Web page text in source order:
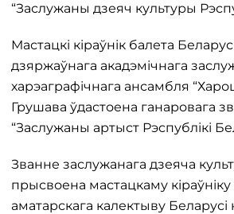
“Заслужаны дзеяч культуры
Мастацкі кіраўнік балета
дзяржаўнага акадэмічнага
харэаграфічнага ансамбля
Грушава ўдастоена ганаровага
“Заслужаны артыст Рэспублікі
Званне заслужанага дзеяча
прысвоена мастацкаму
аматарскага калектыву Беларусі